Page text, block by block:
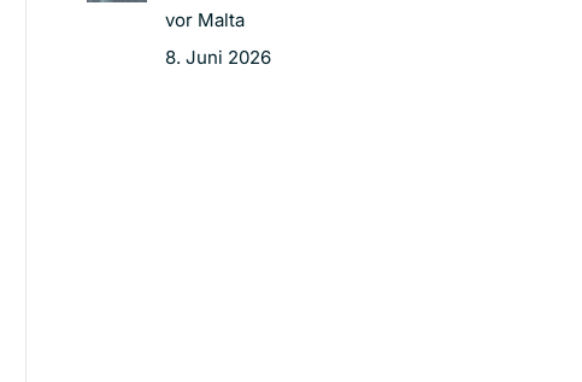
vor Malta
8. Juni 2026